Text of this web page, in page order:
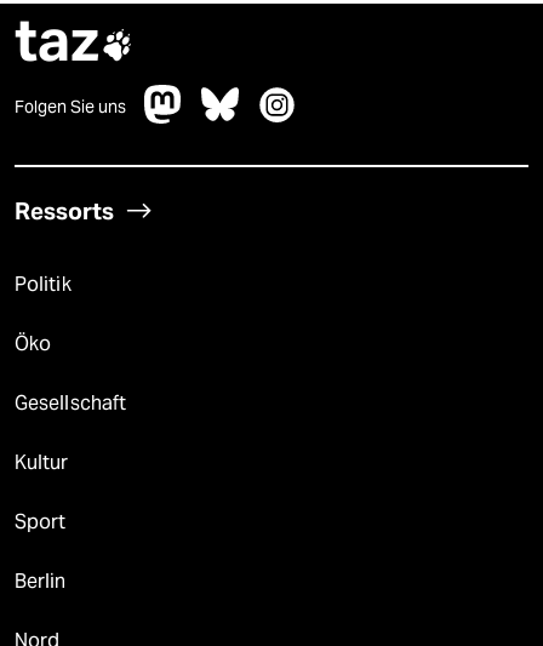
taz
Folgen Sie uns
Ressorts
Politik
Öko
Gesellschaft
Kultur
Sport
Berlin
Nord